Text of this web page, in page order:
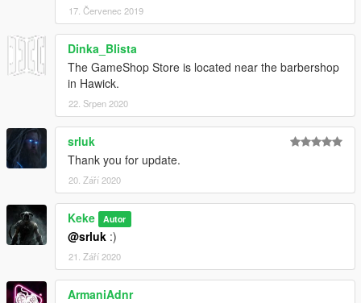
17. Červenec 2019
Dinka_Blista
The GameShop Store is located near the barbershop
in Hawick.
22. Srpen 2020
srluk
Thank you for update.
20. Září 2020
Keke Autor
@srluk :)
21. Září 2020
ArmaniAdnr